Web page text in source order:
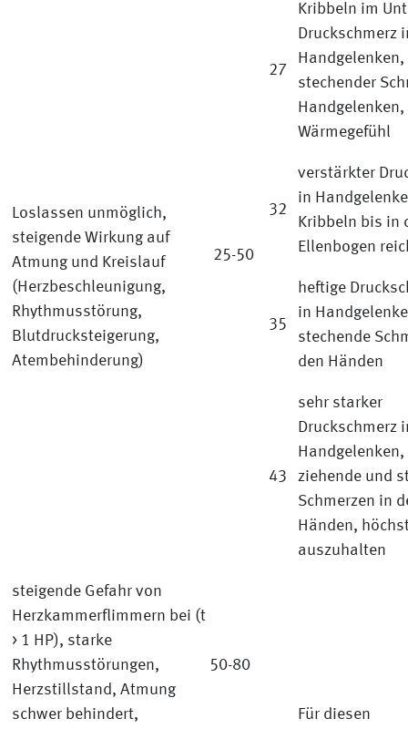
Loslassen unmöglich,
steigende Wirkung auf
Atmung und Kreislauf
(Herzbeschleunigung,
Rhythmusstörung,
Blutdrucksteigerung,
Atembehinderung)
25-50
27
Kribbeln im
Druckschmerz
Handgelenken,
stechender
Handgelenken,
Wärmegefühl
32
verstärkter
in
Kribbeln bis in
Ellenbogen
35
heftige
in
stechende
den Händen
43
sehr starker
Druckschmerz
ziehende und
Schmerzen in
Händen,
auszuhalten
steigende Gefahr von
Herzkammerflimmern bei (t
> 1 HP), starke
Rhythmusstörungen,
Herzstillstand, Atmung
schwer behindert,
50-80
Für diesen